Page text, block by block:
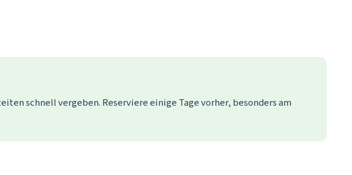
schnell vergeben. Reserviere einige Tage vorher, besonders am